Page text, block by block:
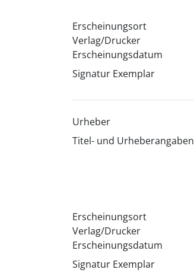
Erscheinungsort
Verlag/Drucker
Erscheinungsdatum
Signatur Exemplar
Urheber
Titel- und Urheberangaben
Erscheinungsort
Verlag/Drucker
Erscheinungsdatum
Signatur Exemplar